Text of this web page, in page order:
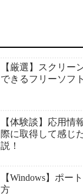
【厳選】スクリー
できるフリーソフ
【体験談】応用情
際に取得して感じ
説！
【Windows】ポー
方